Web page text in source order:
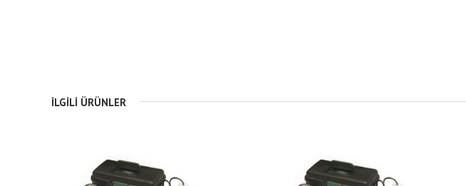
İLGILI ÜRÜNLER